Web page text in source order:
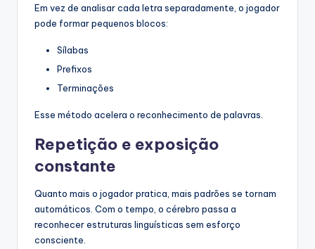
Em vez de analisar cada letra separadamente, o jogador
pode formar pequenos blocos:
Sílabas
Prefixos
Terminações
Esse método acelera o reconhecimento de palavras.
Repetição e exposição
constante
Quanto mais o jogador pratica, mais padrões se tornam
automáticos. Com o tempo, o cérebro passa a
reconhecer estruturas linguísticas sem esforço
consciente.